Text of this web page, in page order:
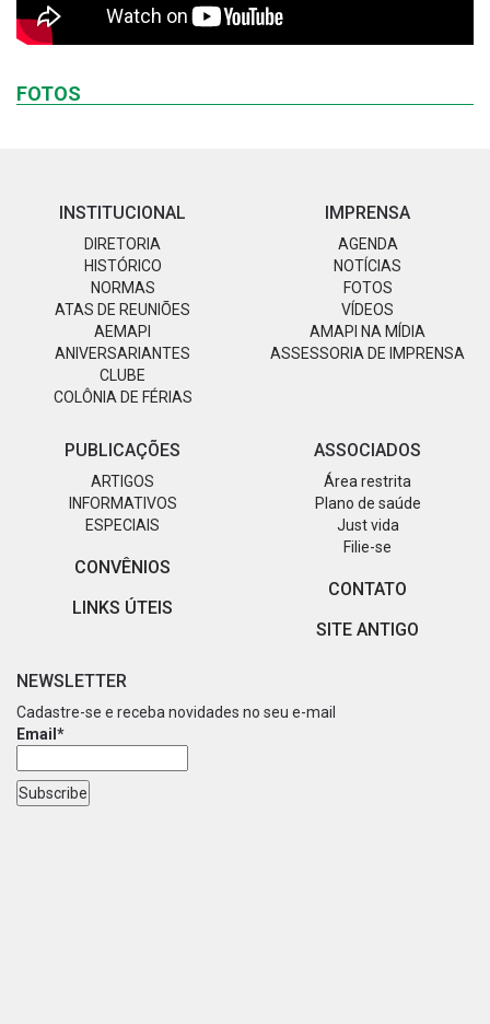
FOTOS
INSTITUCIONAL
DIRETORIA
HISTÓRICO
NORMAS
ATAS DE REUNIÕES
AEMAPI
ANIVERSARIANTES
CLUBE
COLÔNIA DE FÉRIAS
IMPRENSA
AGENDA
NOTÍCIAS
FOTOS
VÍDEOS
AMAPI NA MÍDIA
ASSESSORIA DE IMPRENSA
PUBLICAÇÕES
ARTIGOS
INFORMATIVOS
ESPECIAIS
CONVÊNIOS
LINKS ÚTEIS
ASSOCIADOS
Área restrita
Plano de saúde
Just vida
Filie-se
CONTATO
SITE ANTIGO
NEWSLETTER
Cadastre-se e receba novidades no seu e-mail
Email*